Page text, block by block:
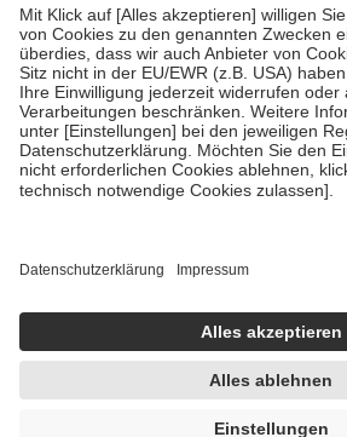
fallenkeine Zuzahlungenan bei:
• Kindern und Jugendlichen bis zum
mit Ausnahme der Fahrkosten
• Untersuchungen zur Vorsorge und
GKV getragen werden
• empfohlenen Schutzimpfungen
• Harn- und Blutteststreifen
getroffen, um sicherzustellen, dass es sich
https://help.etrusted.com/hc/de/articles/
Einige Bilder und Inhalte wurden unter